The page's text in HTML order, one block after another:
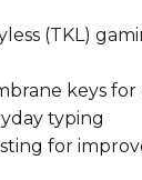
(TKL)
keys
typing
for